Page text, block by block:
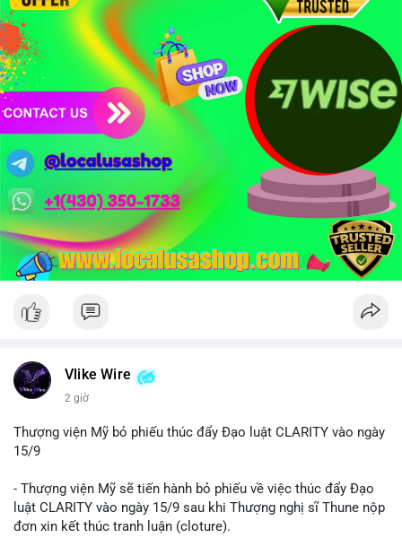
Vlike Wire
2 giờ
Thượng viện Mỹ bỏ phiếu thúc đẩy Đạo luật CLARITY vào ngày
15/9
- Thượng viện Mỹ sẽ tiến hành bỏ phiếu về việc thúc đẩy Đạo
luật CLARITY vào ngày 15/9 sau khi Thượng nghị sĩ Thune nộp
đơn xin kết thúc tranh luận (cloture).